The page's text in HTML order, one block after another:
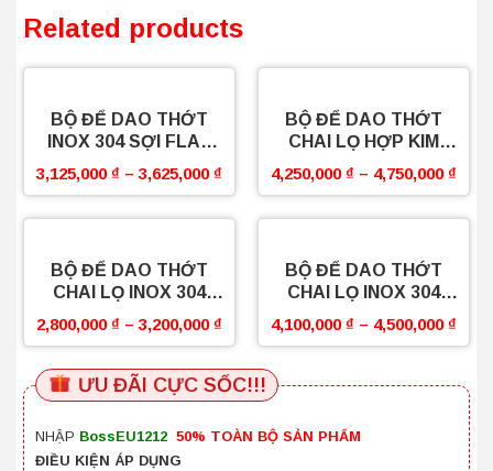
Related products
BỘ ĐỂ DAO THỚT
INOX 304 SỢI FLAT
PRO BOSSEU
3,125,000 ₫ – 3,625,000 ₫
BỘ ĐỂ DAO THỚT
CHAI LỌ HỢP KIM
NHÔM BOSSEU
4,250,000 ₫ – 4,750,000 ₫
BỘ ĐỂ DAO THỚT
CHAI LỌ INOX 304
SỢI FLAT BOSSEU
2,800,000 ₫ – 3,200,000 ₫
BỘ ĐỂ DAO THỚT
CHAI LỌ INOX 304
SỢI OVAL BOSSEU
4,100,000 ₫ – 4,500,000 ₫
ƯU ĐÃI CỰC SỐC!!!
NHẬP BossEU1212 50% TOÀN BỘ SẢN PHẨM
ĐIỀU KIỆN ÁP DỤNG